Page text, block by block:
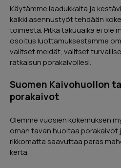
Käytämme laadukkaita ja
kaikki asennustyöt tehdään
toimesta. Pitkä takuuaika ei ole
osoitus luottamuksestamme
valitset meidät, valitset
ratkaisun porakaivollesi.
Suomen Kaivohuollon
porakaivot
Olemme vuosien kokemuksen
oman tavan huoltaa porakaivot
rikkomatta saavuttaa paras
kerta.